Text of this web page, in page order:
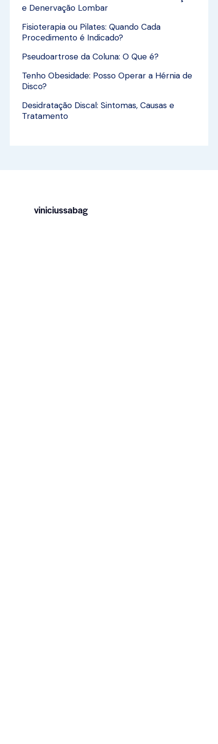
e Denervação Lombar
Fisioterapia ou Pilates: Quando Cada
Procedimento é Indicado?
Pseudoartrose da Coluna: O Que é?
Tenho Obesidade: Posso Operar a Hérnia de
Disco?
Desidratação Discal: Sintomas, Causas e
Tratamento
viniciussabag